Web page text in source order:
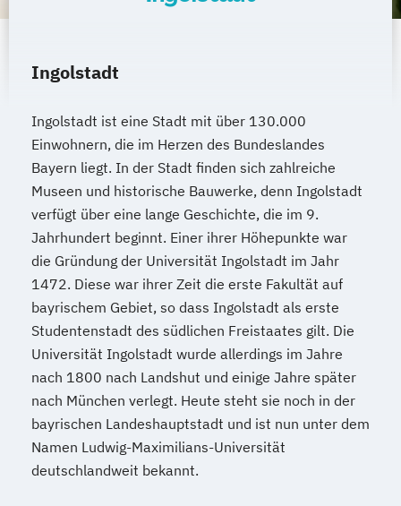
Ingolstadt
Ingolstadt ist eine Stadt mit über 130.000
Einwohnern, die im Herzen des Bundeslandes
Bayern liegt. In der Stadt finden sich zahlreiche
Museen und historische Bauwerke, denn Ingolstadt
verfügt über eine lange Geschichte, die im 9.
Jahrhundert beginnt. Einer ihrer Höhepunkte war
die Gründung der Universität Ingolstadt im Jahr
1472. Diese war ihrer Zeit die erste Fakultät auf
bayrischem Gebiet, so dass Ingolstadt als erste
Studentenstadt des südlichen Freistaates gilt. Die
Universität Ingolstadt wurde allerdings im Jahre
nach 1800 nach Landshut und einige Jahre später
nach München verlegt. Heute steht sie noch in der
bayrischen Landeshauptstadt und ist nun unter dem
Namen Ludwig-Maximilians-Universität
deutschlandweit bekannt.